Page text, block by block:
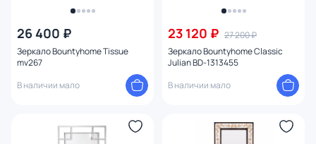
26 400 ₽
Зеркало Bountyhome Tissue
mv267
В наличии мало
23 120 ₽ 27 200 ₽
Зеркало Bountyhome Classic
Julian BD-1313455
В наличии мало